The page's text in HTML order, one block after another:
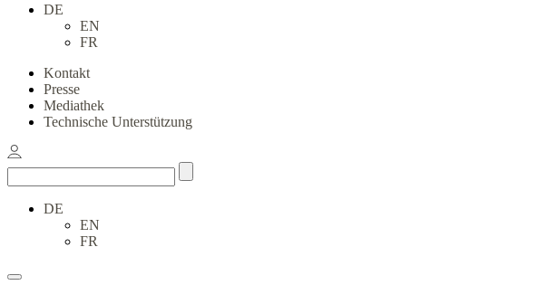
DE
EN
FR
Kontakt
Presse
Mediathek
Technische Unterstützung
DE
EN
FR